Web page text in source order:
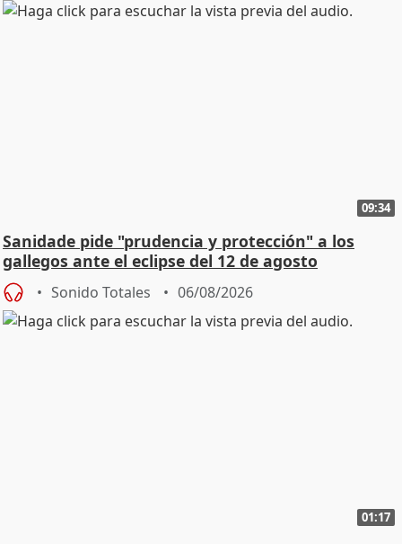
09:34
Sanidade pide "prudencia y protección" a los
gallegos ante el eclipse del 12 de agosto
Sonido Totales 06/08/2026
01:17